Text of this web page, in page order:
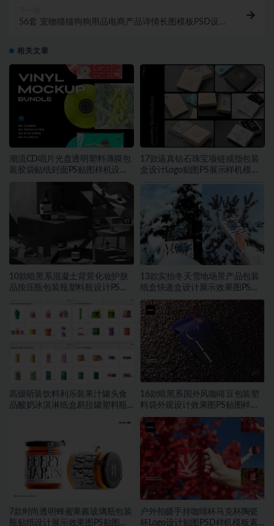
56套 宠物猫猫狗狗用品电商产品详情长图模板PSD设
相关文章
潮流CD唱片光盘透明塑料薄膜包
装胶袋贴纸封面PS贴图样机设计
17款逼真钻石珠宝项链戒指包装
盒设计Logo贴图PS展示样机模板
10款暗黑系混凝土背景化妆护肤
品按压瓶包装瓶塑料瓶设计PS展
13款实拍冬天雪地场景产品包装
纸盒快递盒设计展示效果图PS贴
图样机模板
高级听装饮料利乐装果汁罐头食
品酸奶冰淇淋纸盒易拉罐塑料瓶
16款暗黑系国外风咖啡豆包装塑
料袋外观设计效果图PS贴图样机
MOCKUP模板素材
7款时尚透明蜂蜜果酱玻璃瓶包装
瓶贴纸设计展示效果图PS贴图样
户外拍摄手持咖啡杯马克杯陶瓷
杯Logo设计贴图PSD样机模板素